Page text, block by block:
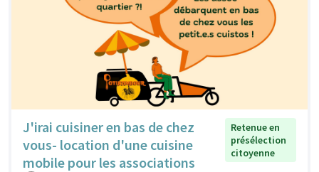
J'irai cuisiner en bas de chez
vous- location d'une cuisine
mobile pour les associations
Retenue en
présélection
citoyenne